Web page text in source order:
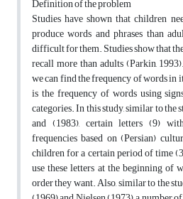
Definition of the problem
Studies have shown that children
produce words and phrases than
difficult for them. Studies show that
recall more than adults (Parkin,
we can find the frequency of words in
is the frequency of words using
categories. In this study, similar to the
and (1983), certain letters (9)
frequencies based on (Persian)
children for a certain period of time
use these letters at the beginning
order they want. Also, similar to the